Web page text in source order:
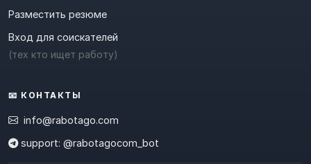
Разместить резюме
Вход для соискателей
(тех кто ищет работу)
📧 КОНТАКТЫ
info@rabotago.com
support: @rabotagocom_bot